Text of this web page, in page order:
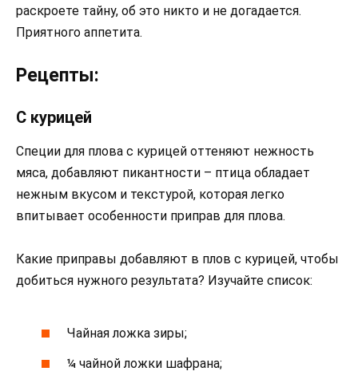
раскроете тайну, об это никто и не догадается.
Приятного аппетита.
Рецепты:
С курицей
Специи для плова с курицей оттеняют нежность
мяса, добавляют пикантности – птица обладает
нежным вкусом и текстурой, которая легко
впитывает особенности приправ для плова.
Какие приправы добавляют в плов с курицей, чтобы
добиться нужного результата? Изучайте список:
Чайная ложка зиры;
¼ чайной ложки шафрана;